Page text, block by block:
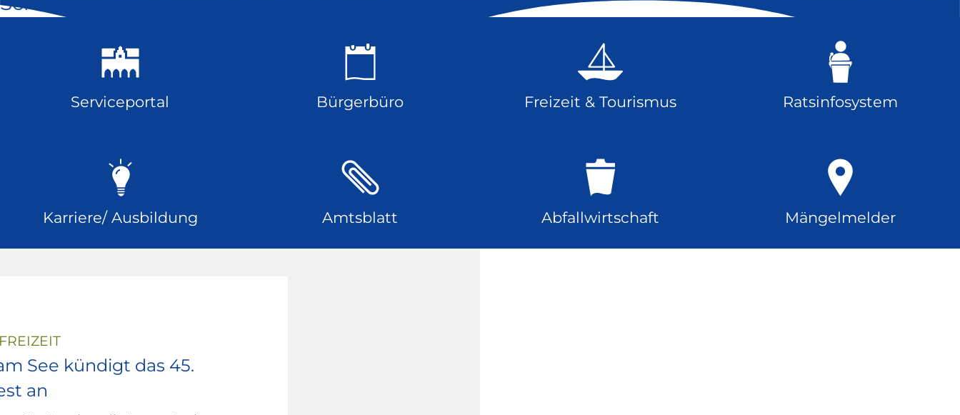
Serviceportal Bürgerbüro Freizeit & Tourismus Ratsinfosystem
Karriere/ Ausbildung Amtsblatt Abfallwirtschaft Mängelmelder
See kündigt das 45.
an